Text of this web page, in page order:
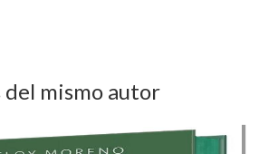
mismo autor